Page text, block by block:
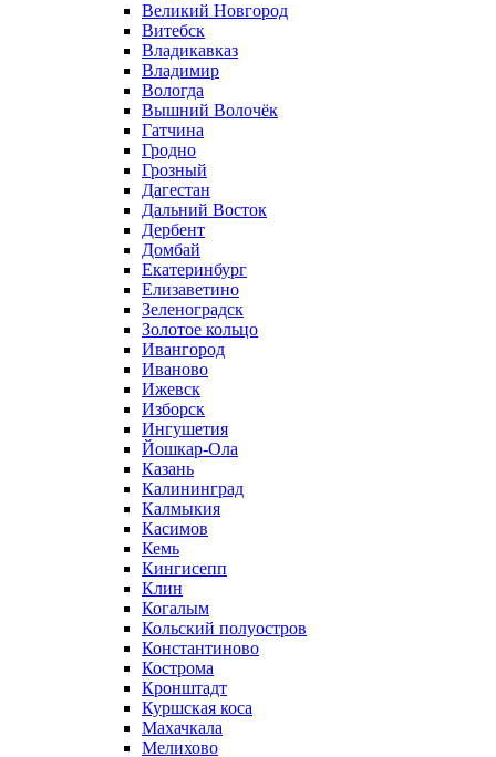
Великий Новгород
Витебск
Владикавказ
Владимир
Вологда
Вышний Волочёк
Гатчина
Гродно
Грозный
Дагестан
Дальний Восток
Дербент
Домбай
Екатеринбург
Елизаветино
Зеленоградск
Золотое кольцо
Ивангород
Иваново
Ижевск
Изборск
Ингушетия
Йошкар-Ола
Казань
Калининград
Калмыкия
Касимов
Кемь
Кингисепп
Клин
Когалым
Кольский полуостров
Константиново
Кострома
Кронштадт
Куршская коса
Махачкала
Мелихово